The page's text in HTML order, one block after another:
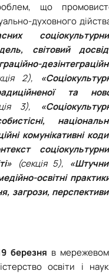
що
духовного
світовий
2),
та
3),
комунікативні
(секція 5),
освітні
загрози,
березня в
освіти і